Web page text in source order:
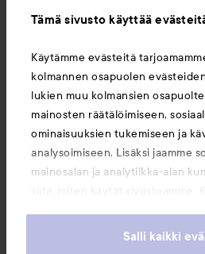
Tämä sivusto käyttää
Käytämme evästeitä
kolmannen osapuolen
lukien muu kolmansien
mainosten räätälöimiseen,
ominaisuuksien tukemiseen ja
analysoimiseen. Lisäksi jaamme
mainosalan ja analytiikka-alan
heille tai joita on kerätty, kun
Salli kaikki
Tietoja
Saattaisit myös tykätä